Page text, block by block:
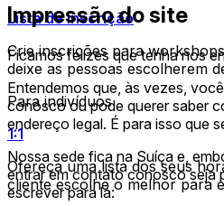
Lista de inscrição
Crie inscrições para
deixe as pessoas escolherem
Para indivíduos
1:1
Ofereça uma lista dos seus
cliente escolhe o melhor para
Impressão do site
Ficamos felizes que tenha nos
Entendemos que, às vezes,
conosco ou pode querer saber
endereço legal. É para isso que
Nossa sede fica na Suíça e,
entrar em contato conosco seja
escrever para lá: